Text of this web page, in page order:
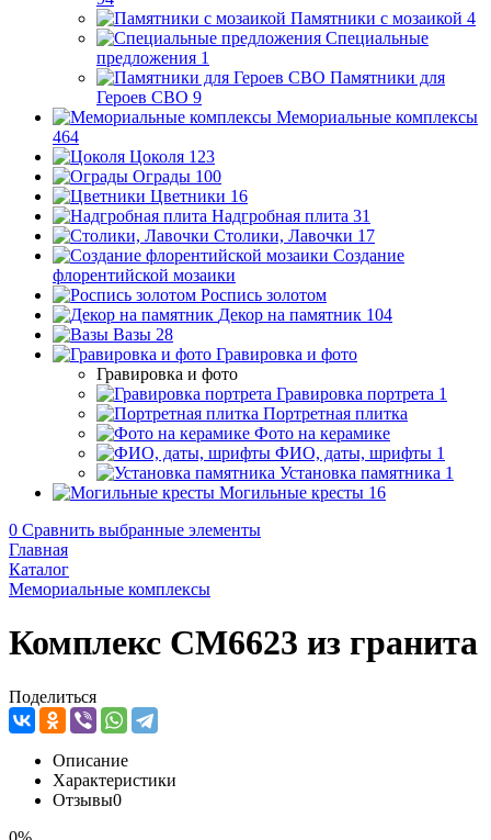
Памятники с мозаикой 4
Специальные
предложения 1
Памятники для
Героев СВО 9
Мемориальные комплексы
464
Цоколя 123
Ограды 100
Цветники 16
Надгробная плита 31
Столики, Лавочки 17
Создание
флорентийской мозаики
Роспись золотом
Декор на памятник 104
Вазы 28
Гравировка и фото
Гравировка и фото
Гравировка портрета 1
Портретная плитка
Фото на керамике
ФИО, даты, шрифты 1
Установка памятника 1
Могильные кресты 16
0 Сравнить выбранные элементы
Главная
Каталог
Мемориальные комплексы
Комплекс CM6623 из гранита
Поделиться
Описание
Характеристики
Отзывы0